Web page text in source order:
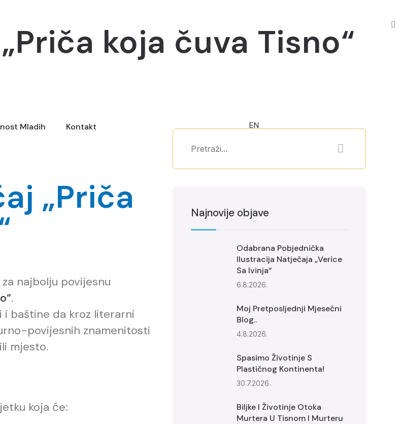
Mladih Kontakt EN
koja čuva Tisno“
„Priča
najbolju povijesnu
.
baštine da kroz literarni
povijesnih znamenitosti
mjesto.
koja će:
Najnovije objave
Odabrana Pobjednička
Ilustracija Natječaja „Verice
Sa Ivinja“
6.8.2026.
Moj Pretposljednji Mjesečni
Blog..
4.8.2026.
Spasimo Životinje S
Plastičnog Kontinenta!
30.7.2026.
Biljke I Životinje Otoka
Murtera U Tisnom I Murteru